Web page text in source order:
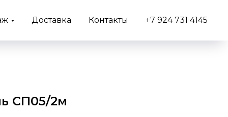
Доставка Контакты +7 924 731 4145
СП05/2м